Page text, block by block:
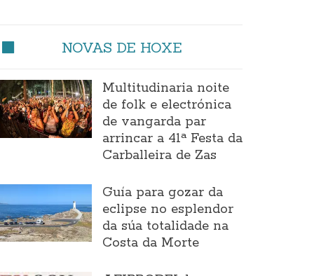
NOVAS DE HOXE
Multitudinaria noite
de folk e electrónica
de vangarda par
arrincar a 41ª Festa da
Carballeira de Zas
Guía para gozar da
eclipse no esplendor
da súa totalidade na
Costa da Morte